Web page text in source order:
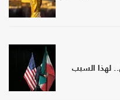
لهذا السبب